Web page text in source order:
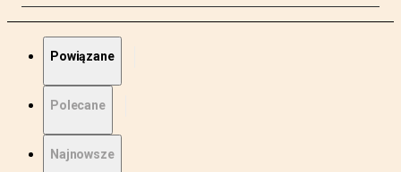
Powiązane
Polecane
Najnowsze